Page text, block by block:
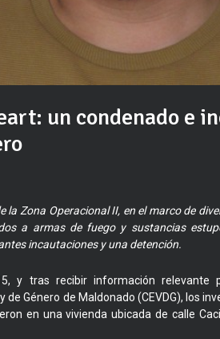
un condenado e
la Zona Operacional II, en el marco de
a armas de fuego y sustancias
incautaciones y una detención.
y tras recibir información relevante
Género de Maldonado (CEVDG), los
en una vivienda ubicada de calle